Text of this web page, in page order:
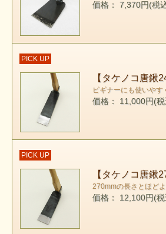
価格： 7,370円(税
PICK UP
【タケノコ唐鍬
ビギナーにも使いや
価格： 11,000円(
PICK UP
【タケノコ唐鍬
270mmの長さとほど
価格： 12,100円(